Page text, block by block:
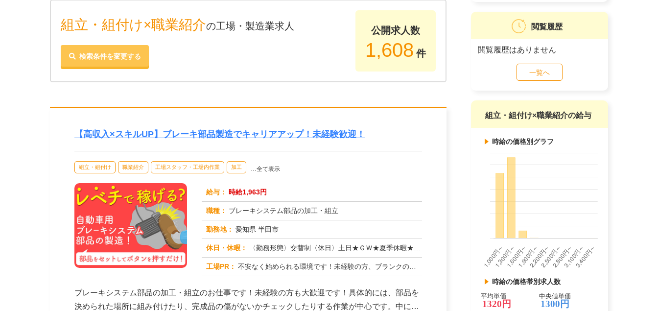
組立・組付け×職業紹介の工場・製造業求人
検索条件を変更する
公開求人数
1,608 件
【高収入×スキルUP】ブレーキ部品製造でキャリアアップ！未経験歓迎！
組立・組付け 職業紹介 工場スタッフ・工場内作業 加工 …全て表示
給与： 時給1,963円
職種： ブレーキシステム部品の加工・組立
勤務地： 愛知県 半田市
休日・休暇： 〈勤務形態〉交替制〈休日〉土日★ＧＷ★夏季休暇★冬季休暇★年末年始
工場PR： 不安なく始められる環境です！未経験の方、ブランクのある方も大歓迎！充実の研修でしっかりサポートします。20代、30...
ブレーキシステム部品の加工・組立のお仕事です！未経験の方も大歓迎です！具体的には、部品を
決められた場所に組み付けたり、完成品の傷がないかチェックしたりする作業が中心です。中に
閲覧履歴
閲覧履歴はありません
一覧へ
組立・組付け×職業紹介の給与
時給の価格別グラフ
時給の価格帯別求人数
平均単価
1320円
中央値単価
1300円